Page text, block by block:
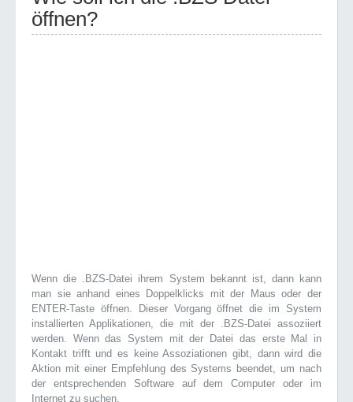
öffnen?
Wenn die .BZS-Datei ihrem System bekannt ist, dann kann
man sie anhand eines Doppelklicks mit der Maus oder der
ENTER-Taste öffnen. Dieser Vorgang öffnet die im System
installierten Applikationen, die mit der .BZS-Datei assoziiert
werden. Wenn das System mit der Datei das erste Mal in
Kontakt trifft und es keine Assoziationen gibt, dann wird die
Aktion mit einer Empfehlung des Systems beendet, um nach
der entsprechenden Software auf dem Computer oder im
Internet zu suchen.